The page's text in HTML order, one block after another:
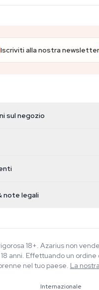
Iscriviti alla nostra newsletter
sul negozio
privacy
note legali
18+. Azarius non
18 anni. Effettuando un
nel tuo paese. La
Internazionale